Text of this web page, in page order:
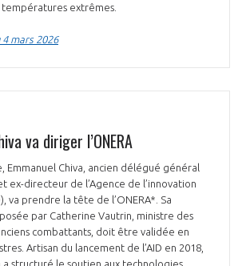
extrêmes.
mars 2026
va diriger l’ONERA
Emmanuel Chiva, ancien délégué général
ex-directeur de l’Agence de l’innovation
va prendre la tête de l’ONERA*. Sa
par Catherine Vautrin, ministre des
combattants, doit être validée en
Artisan du lancement de l’AID en 2018,
a structuré le soutien aux technologies